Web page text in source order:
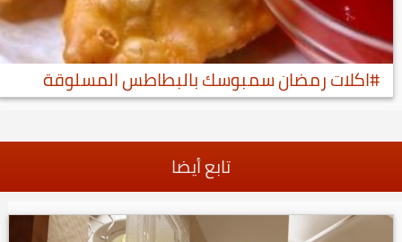
#اكلات رمضان سمبوسك بالبطاطس المسلوقة
تابع أيضا